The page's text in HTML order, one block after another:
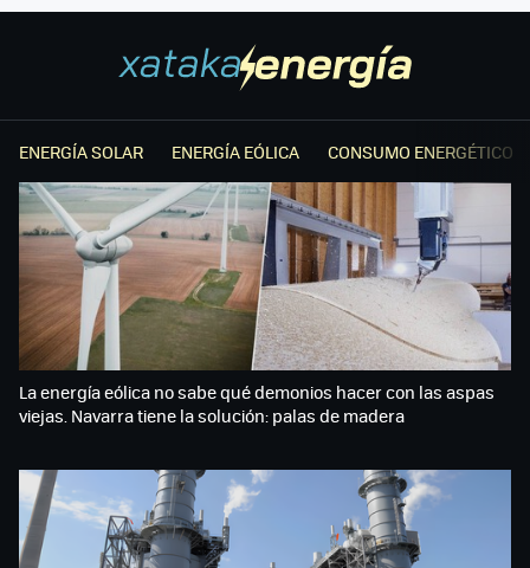
ENERGÍA SOLAR ENERGÍA EÓLICA CONSUMO ENERGÉTICO
La energía eólica no sabe qué demonios hacer con las aspas
viejas. Navarra tiene la solución: palas de madera